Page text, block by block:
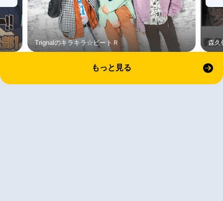
Trignalのキラキラ☆ビートＲ 森久
もっと見る